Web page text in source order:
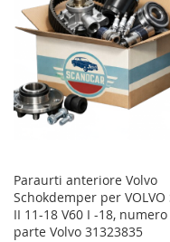
LIST
Paraurti anteriore Volvo
Schokdemper per VOLVO
II 11-18 V60 I -18,
parte Volvo 31323835